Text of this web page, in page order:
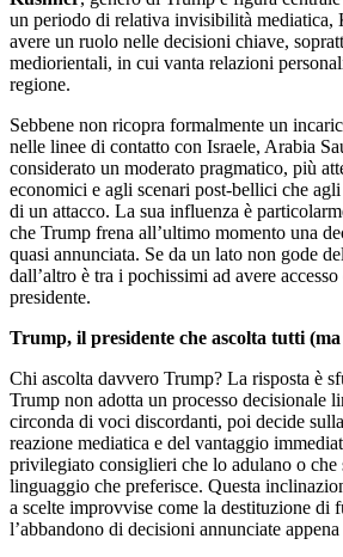
un periodo di relativa invisibilità mediatica,
avere un ruolo nelle decisioni chiave,
mediorientali, in cui vanta relazioni
regione.
Sebbene non ricopra formalmente un
nelle linee di contatto con Israele, Arabia
considerato un moderato pragmatico, più
economici e agli scenari post-bellici che
di un attacco. La sua influenza è
che Trump frena all’ultimo momento una
quasi annunciata. Se da un lato non gode
dall’altro è tra i pochissimi ad avere
presidente.
Trump, il presidente che ascolta tutti
Chi ascolta davvero Trump? La risposta è
Trump non adotta un processo decisionale
circonda di voci discordanti, poi decide
reazione mediatica e del vantaggio
privilegiato consiglieri che lo adulano o che
linguaggio che preferisce. Questa
a scelte improvvise come la destituzione di
l’abbandono di decisioni annunciate